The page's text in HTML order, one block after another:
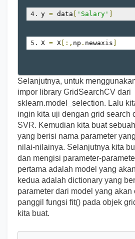
y = data [ 'Salary' ]
X = X [:, np . newaxis ]
Selanjutnya, untuk
impor library GridSearchCV dari
sklearn.model_selection. Lalu
ingin kita uji dengan grid search
SVR. Kemudian kita buat
yang berisi nama parameter
nilai-nilainya. Selanjutnya kita
dan mengisi parameter-
pertama adalah model yang
kedua adalah dictionary yang
parameter dari model yang akan
panggil fungsi fit() pada objek
kita buat.